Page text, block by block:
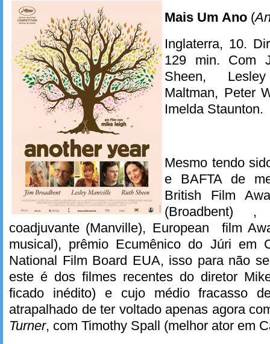
Mais Um Ano (
Inglaterra, 10.
129 min. Com
Sheen,
Maltman, Peter
Imelda Staunton.
Mesmo tendo
e BAFTA de
British Film
(Broadbent)
coadjuvante (Manville), European film
musical), prêmio Ecumênico do Júri em
National Film Board EUA, isso para não
este é dos filmes recentes do diretor
ficado inédito) e cujo médio fracasso
atrapalhado de ter voltado apenas agora
Turner, com Timothy Spall (melhor ator em